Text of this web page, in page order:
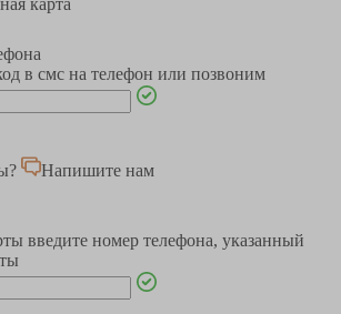
карта
в смс на телефон или позвоним
Напишите нам
введите номер телефона, указанный